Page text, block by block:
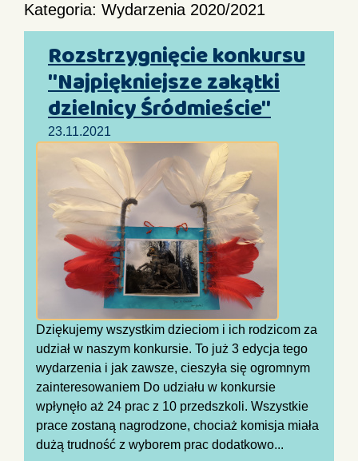
Kategoria: Wydarzenia 2020/2021
Rozstrzygnięcie konkursu
"Najpiękniejsze zakątki
dzielnicy Śródmieście"
23.11.2021
Dziękujemy wszystkim dzieciom i ich rodzicom za
udział w naszym konkursie. To już 3 edycja tego
wydarzenia i jak zawsze, cieszyła się ogromnym
zainteresowaniem Do udziału w konkursie
wpłynęło aż 24 prac z 10 przedszkoli. Wszystkie
prace zostaną nagrodzone, chociaż komisja miała
dużą trudność z wyborem prac dodatkowo...